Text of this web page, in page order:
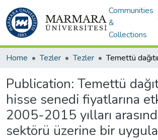
Communities
&
Collections
Home Tezler Tezler
Publication: Temettü
hisse senedi fiyatlarına
2005-2015 yılları
sektörü üzerine bir